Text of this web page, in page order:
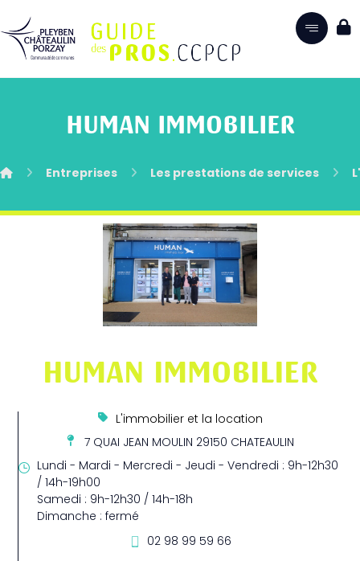
HUMAN IMMOBILIER
Entreprises Les prestations de services
HUMAN IMMOBILIER
L'immobilier et la location
7 QUAI JEAN MOULIN 29150 CHATEAULIN
Lundi - Mardi - Mercredi - Jeudi - Vendredi : 9h-12h30
/ 14h-19h00
Samedi : 9h-12h30 / 14h-18h
Dimanche : fermé
02 98 99 59 66